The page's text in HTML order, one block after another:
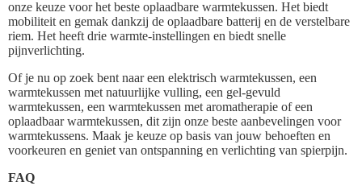
onze keuze voor het beste oplaadbare warmtekussen. Het biedt
mobiliteit en gemak dankzij de oplaadbare batterij en de verstelbare
riem. Het heeft drie warmte-instellingen en biedt snelle
pijnverlichting.
Of je nu op zoek bent naar een elektrisch warmtekussen, een
warmtekussen met natuurlijke vulling, een gel-gevuld
warmtekussen, een warmtekussen met aromatherapie of een
oplaadbaar warmtekussen, dit zijn onze beste aanbevelingen voor
warmtekussens. Maak je keuze op basis van jouw behoeften en
voorkeuren en geniet van ontspanning en verlichting van spierpijn.
FAQ